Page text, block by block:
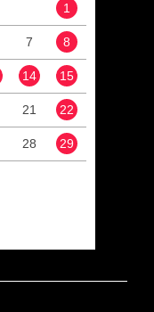
1
7 8
14 15
21 22
28 29